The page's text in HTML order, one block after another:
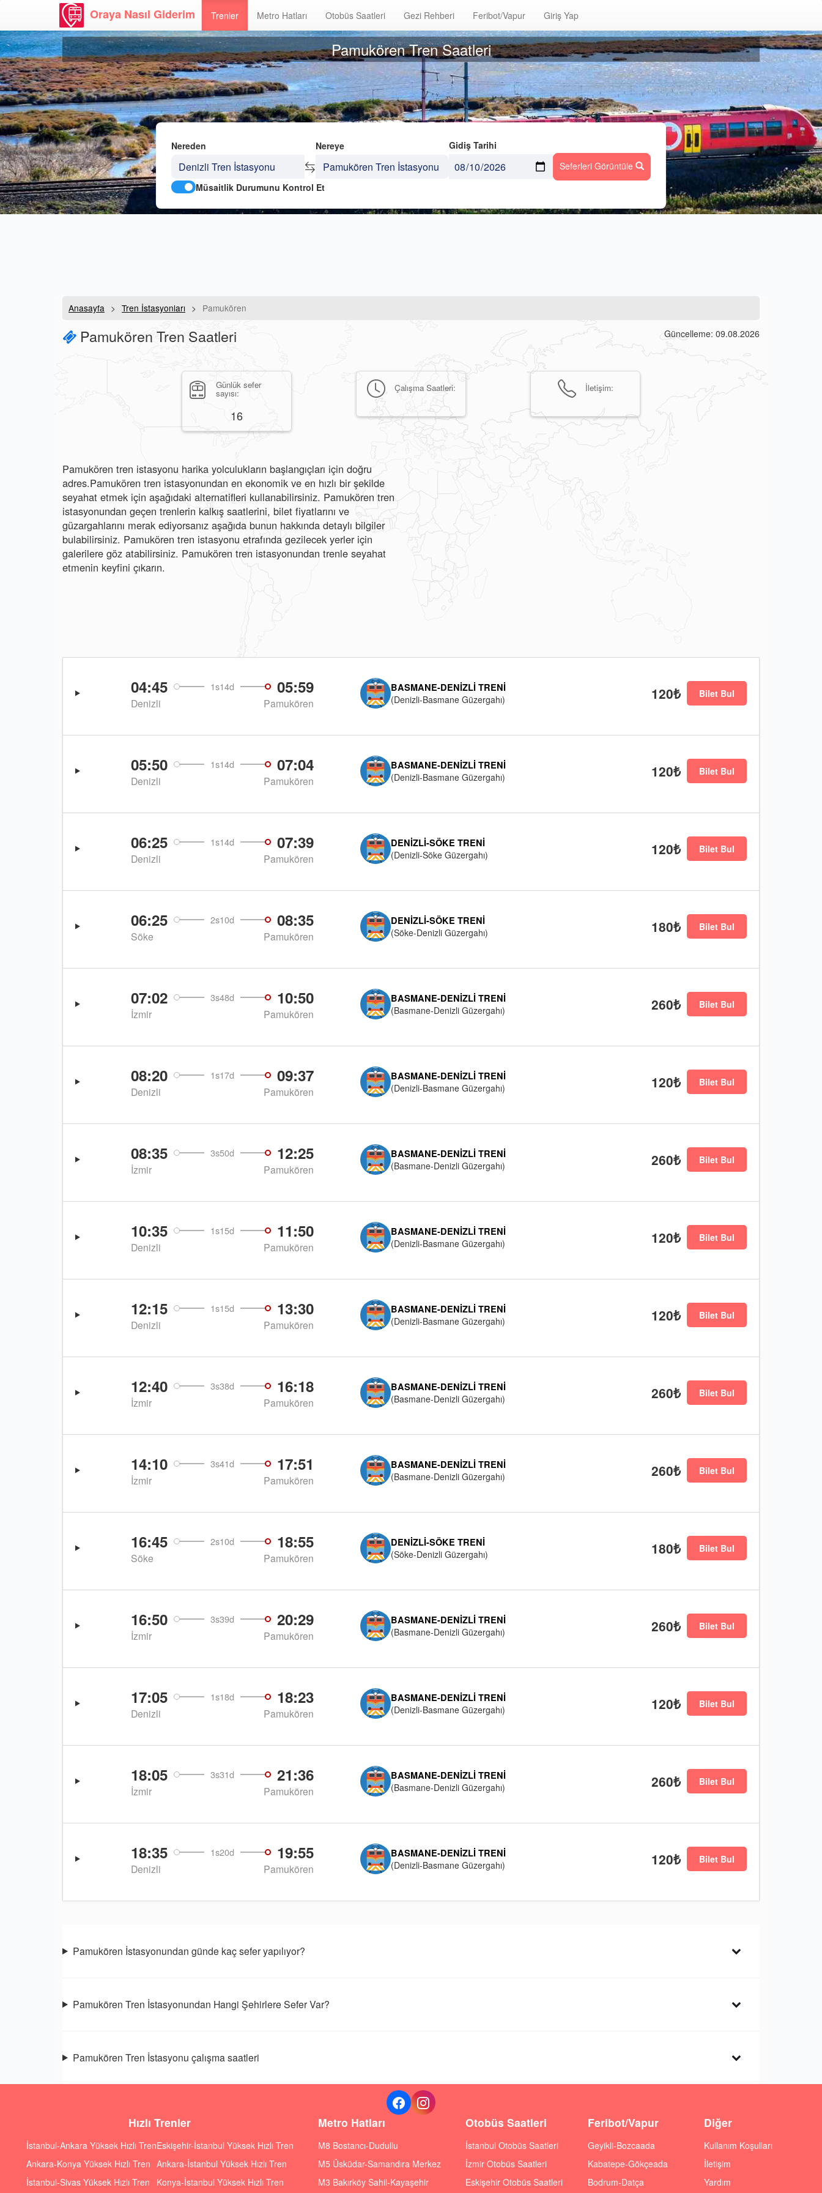
Oraya Nasıl Giderim Trenler Metro Hatları Otobüs Saatleri Gezi Rehberi Feribot/Vapur Giriş Yap
Pamukören Tren Saatleri
Nereden Nereye
Gidiş Tarihi
Seferleri Görüntüle
Müsaitlik Durumunu Kontrol Et
Anasayfa Tren İstasyonları Pamukören
Pamukören Tren Saatleri Güncelleme: 09.08.2026
Günlük sefer
sayısı:
16
Çalışma Saatleri: İletişim:
Pamukören tren istasyonu harika yolculukların başlangıçları için doğru
adres.Pamukören tren istasyonundan en ekonomik ve en hızlı bir şekilde
seyahat etmek için aşağıdaki alternatifleri kullanabilirsiniz. Pamukören tren
istasyonundan geçen trenlerin kalkış saatlerini, bilet fiyatlarını ve
güzargahlarını merak ediyorsanız aşağıda bunun hakkında detaylı bilgiler
bulabilirsiniz. Pamukören tren istasyonu etrafında gezilecek yerler için
galerilere göz atabilirsiniz. Pamukören tren istasyonundan trenle seyahat
etmenin keyfini çıkarın.
04:45 1s14d 05:59
Denizli Pamukören
BASMANE-DENIZLI TRENI
(Denizli-Basmane Güzergahı)
120₺ Bilet Bul
05:50 1s14d 07:04
Denizli Pamukören
BASMANE-DENIZLI TRENI
(Denizli-Basmane Güzergahı)
120₺ Bilet Bul
06:25 1s14d 07:39
Denizli Pamukören
DENIZLI-SÖKE TRENI
(Denizli-Söke Güzergahı)
120₺ Bilet Bul
06:25 2s10d 08:35
Söke Pamukören
DENIZLI-SÖKE TRENI
(Söke-Denizli Güzergahı)
180₺ Bilet Bul
07:02 3s48d 10:50
İzmir Pamukören
BASMANE-DENIZLI TRENI
(Basmane-Denizli Güzergahı)
260₺ Bilet Bul
08:20 1s17d 09:37
Denizli Pamukören
BASMANE-DENIZLI TRENI
(Denizli-Basmane Güzergahı)
120₺ Bilet Bul
08:35 3s50d 12:25
İzmir Pamukören
BASMANE-DENIZLI TRENI
(Basmane-Denizli Güzergahı)
260₺ Bilet Bul
10:35 1s15d 11:50
Denizli Pamukören
BASMANE-DENIZLI TRENI
(Denizli-Basmane Güzergahı)
120₺ Bilet Bul
12:15 1s15d 13:30
Denizli Pamukören
BASMANE-DENIZLI TRENI
(Denizli-Basmane Güzergahı)
120₺ Bilet Bul
12:40 3s38d 16:18
İzmir Pamukören
BASMANE-DENIZLI TRENI
(Basmane-Denizli Güzergahı)
260₺ Bilet Bul
14:10 3s41d 17:51
İzmir Pamukören
BASMANE-DENIZLI TRENI
(Basmane-Denizli Güzergahı)
260₺ Bilet Bul
16:45 2s10d 18:55
Söke Pamukören
DENIZLI-SÖKE TRENI
(Söke-Denizli Güzergahı)
180₺ Bilet Bul
16:50 3s39d 20:29
İzmir Pamukören
BASMANE-DENIZLI TRENI
(Basmane-Denizli Güzergahı)
260₺ Bilet Bul
17:05 1s18d 18:23
Denizli Pamukören
BASMANE-DENIZLI TRENI
(Denizli-Basmane Güzergahı)
120₺ Bilet Bul
18:05 3s31d 21:36
İzmir Pamukören
BASMANE-DENIZLI TRENI
(Basmane-Denizli Güzergahı)
260₺ Bilet Bul
18:35 1s20d 19:55
Denizli Pamukören
BASMANE-DENIZLI TRENI
(Denizli-Basmane Güzergahı)
120₺ Bilet Bul
Pamukören İstasyonundan günde kaç sefer yapılıyor?
Pamukören Tren İstasyonundan Hangi Şehirlere Sefer Var?
Pamukören Tren İstasyonu çalışma saatleri
Hızlı Trenler
İstanbul-Ankara Yüksek Hızlı Tren
Ankara-Konya Yüksek Hızlı Tren
İstanbul-Sivas Yüksek Hızlı Tren
Eskişehir-İstanbul Yüksek Hızlı Tren
Ankara-İstanbul Yüksek Hızlı Tren
Konya-İstanbul Yüksek Hızlı Tren
Metro Hatları
M8 Bostancı-Dudullu
M5 Üsküdar-Samandıra Merkez
M3 Bakırköy Sahil-Kayaşehir
Otobüs Saatleri
İstanbul Otobüs Saatleri
İzmir Otobüs Saatleri
Eskişehir Otobüs Saatleri
Feribot/Vapur
Geyikli-Bozcaada
Kabatepe-Gökçeada
Bodrum-Datça
Diğer
Kullanım Koşulları
İletişim
Yardım